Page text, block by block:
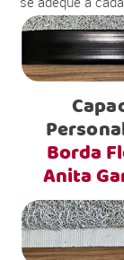
Borda
Anita